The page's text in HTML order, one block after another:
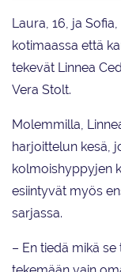
Laura, 16, ja
kotimaassa että
tekevät Linnea
Vera Stolt.
Molemmilla,
harjoittelun kesä,
kolmoishyppyjen
esiintyvät myös
sarjassa.
– En tiedä mikä